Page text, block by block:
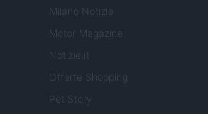
Milano Notizie
Motor Magazine
Notizie.it
Offerte Shopping